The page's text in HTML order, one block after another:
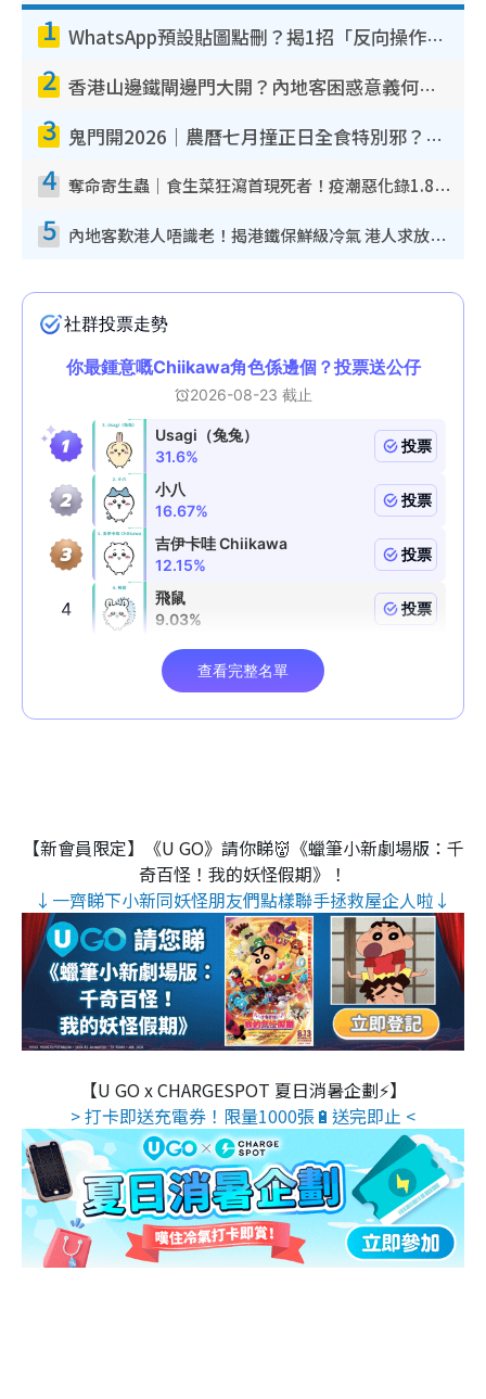
1 WhatsApp預設貼圖點刪？揭1招「反向操作」還原簡潔介面 附3步實測教學
2 香港山邊鐵閘邊門大開？內地客困惑意義何在！網民神回覆：呢種叫法理性防禦
3 鬼門開2026｜農曆七月撞正日全食特別邪？專家警告切忌做一事！揭4大禁忌+2招保平安
4 奪命寄生蟲｜食生菜狂瀉首現死者！疫潮惡化錄1.8萬宗病例 揭洗菜3大謬誤
5 內地客歎港人唔識老！揭港鐵保鮮級冷氣 港人求放過：咪投訴
【新會員限定】《U GO》請你睇👹《蠟筆小新劇場版：千
奇百怪！我的妖怪假期》！
↓一齊睇下小新同妖怪朋友們點樣聯手拯救屋企人啦↓
【U GO x CHARGESPOT 夏日消暑企劃⚡】
> 打卡即送充電券！限量1000張🔋送完即止 <